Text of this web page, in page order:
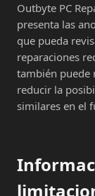
Outbyte PC
presenta las
que pueda
reparaciones
también puede
reducir la
similares en el